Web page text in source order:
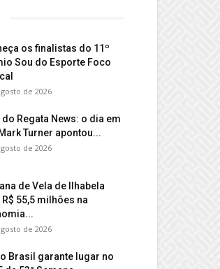
os finalistas do 11º
Sou do Esporte Foco
de 2026
do Regata News: o dia em
Turner apontou...
de 2026
de Vela de Ilhabela
55,5 milhões na
de 2026
Brasil garante lugar no